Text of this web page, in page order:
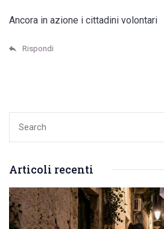
Ancora in azione i cittadini volontari
Rispondi
Articoli recenti